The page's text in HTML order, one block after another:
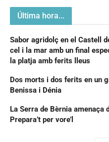
Última hora...
Sabor agridolç en el Castell
cel i la mar amb un final
la platja amb ferits lleus
Dos morts i dos ferits en un
Benissa i Dénia
La Serra de Bèrnia amenaça
Prepara’t per vore’l